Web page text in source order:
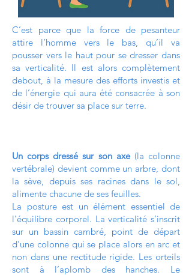
C’est parce que la force de pesanteur
attire l’homme vers le bas, qu’il va
pousser vers le haut pour se dresser dans
sa verticalité. Il est alors complètement
debout, à la mesure des efforts investis et
de l’énergie qui aura été consacrée à son
désir de trouver sa place sur terre.
Un corps dressé sur son axe(la colonne
vertébrale) devient comme un arbre, dont
la sève, depuis ses racines dans le sol,
alimente chacune de ses feuilles.
La posture est un élément essentiel de
l’équilibre corporel. La verticalité s’inscrit
sur un bassin cambré, point de départ
d’une colonne qui se place alors en arc et
non dans une rectitude rigide. Les orteils
sont à l’aplomb des hanches. Le